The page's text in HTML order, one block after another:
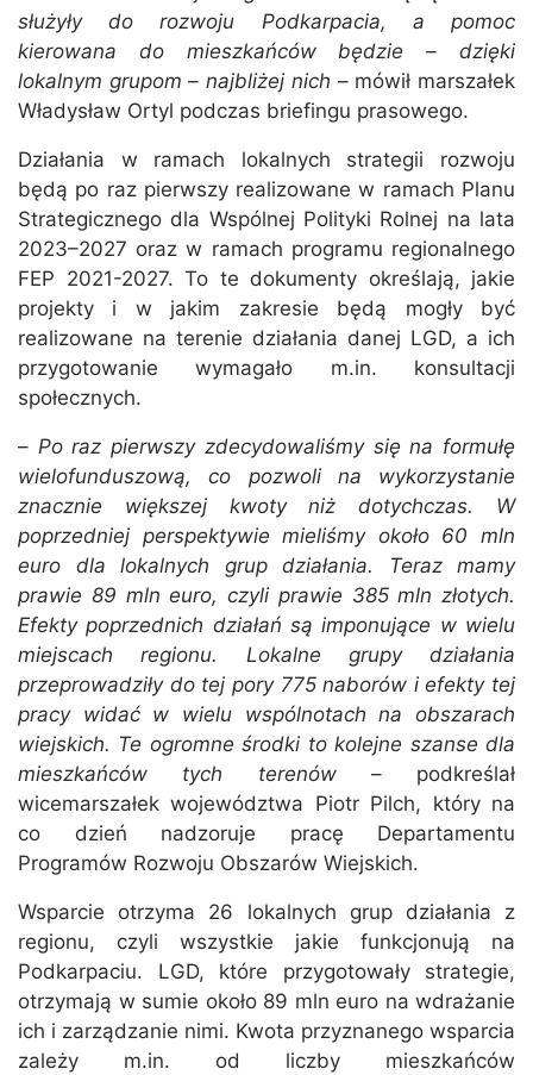
służyły do rozwoju Podkarpacia, a pomoc
kierowana do mieszkańców będzie – dzięki
lokalnym grupom – najbliżej nich – mówił marszałek
Władysław Ortyl podczas briefingu prasowego.
Działania w ramach lokalnych strategii rozwoju
będą po raz pierwszy realizowane w ramach Planu
Strategicznego dla Wspólnej Polityki Rolnej na lata
2023–2027 oraz w ramach programu regionalnego
FEP 2021-2027. To te dokumenty określają, jakie
projekty i w jakim zakresie będą mogły być
realizowane na terenie działania danej LGD, a ich
przygotowanie wymagało m.in. konsultacji
społecznych.
– Po raz pierwszy zdecydowaliśmy się na formułę
wielofunduszową, co pozwoli na wykorzystanie
znacznie większej kwoty niż dotychczas. W
poprzedniej perspektywie mieliśmy około 60 mln
euro dla lokalnych grup działania. Teraz mamy
prawie 89 mln euro, czyli prawie 385 mln złotych.
Efekty poprzednich działań są imponujące w wielu
miejscach regionu. Lokalne grupy działania
przeprowadziły do tej pory 775 naborów i efekty tej
pracy widać w wielu wspólnotach na obszarach
wiejskich. Te ogromne środki to kolejne szanse dla
mieszkańców tych terenów– podkreślał
wicemarszałek województwa Piotr Pilch, który na
co dzień nadzoruje pracę Departamentu
Programów Rozwoju Obszarów Wiejskich.
Wsparcie otrzyma 26 lokalnych grup działania z
regionu, czyli wszystkie jakie funkcjonują na
Podkarpaciu. LGD, które przygotowały strategie,
otrzymają w sumie około 89 mln euro na wdrażanie
ich i zarządzanie nimi. Kwota przyznanego wsparcia
zależy m.in. od liczby mieszkańców